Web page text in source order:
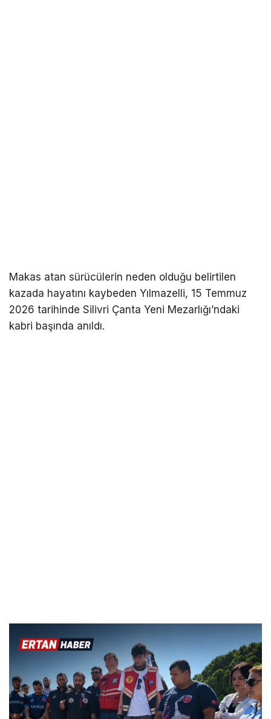
Makas atan sürücülerin neden olduğu belirtilen
kazada hayatını kaybeden Yılmazelli, 15 Temmuz
2026 tarihinde Silivri Çanta Yeni Mezarlığı’ndaki
kabri başında anıldı.